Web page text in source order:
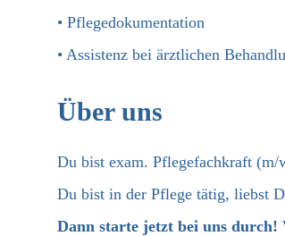
Über uns
Du bist exam. Pflegefachkraft
Du bist in der Pflege tätig, liebst
Dann starte jetzt bei uns
• Pflegedokumentation
• Assistenz bei ärztlichen